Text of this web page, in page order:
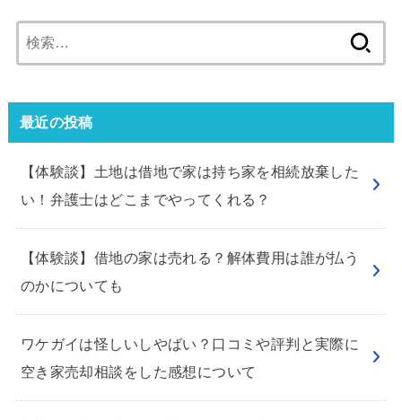
索:
最近の投稿
【体験談】土地は借地で家は持ち家を相続放棄した
い！弁護士はどこまでやってくれる？
【体験談】借地の家は売れる？解体費用は誰が払う
のかについても
ワケガイは怪しいしやばい？口コミや評判と実際に
空き家売却相談をした感想について